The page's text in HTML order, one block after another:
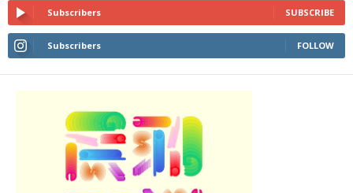
Subscribers SUBSCRIBE
Subscribers FOLLOW